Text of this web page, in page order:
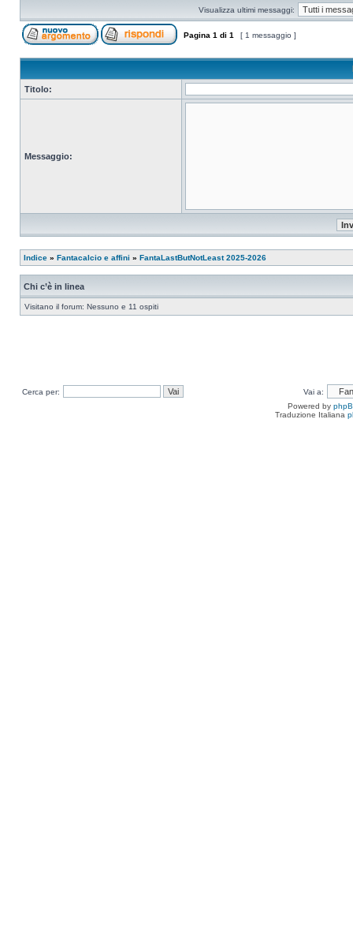
Visualizza ultimi messaggi:
Pagina 1 di 1 [ 1 messaggio ]
Titolo:
Messaggio:
Indice » Fantacalcio e affini » FantaLastButNotLeast 2025-2026
Chi c’è in linea
Visitano il forum: Nessuno e 11 ospiti
Cerca per:
Vai a:
Powered by
Traduzione Italiana